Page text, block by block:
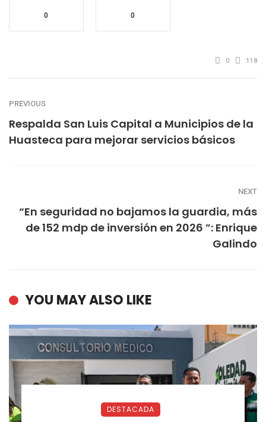
0 0
0 118
PREVIOUS
Respalda San Luis Capital a Municipios de la
Huasteca para mejorar servicios básicos
NEXT
“En seguridad no bajamos la guardia, más
de 152 mdp de inversión en 2026 ”: Enrique
Galindo
YOU MAY ALSO LIKE
DESTACADA